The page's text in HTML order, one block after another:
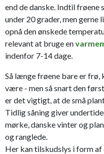
end de danske. Indtil
under 20 grader, men gerne
opnå den ønskede
relevant at bruge en
indenfor 7-14 dage.
Så længe frøene bare er frø,
være - men så snart den
er det vigtigt, at de små
Tidlig såning giver
mørke, danske vinter og
og ranglede.
Her kan tilskudslys i form af